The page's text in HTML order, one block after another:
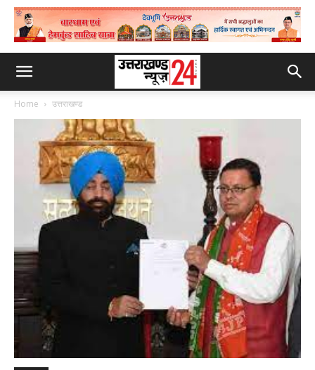
Home उत्तराखण्ड